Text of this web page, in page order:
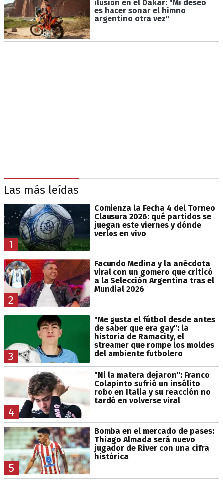
ilusión en el Dakar: "Mi deseo
es hacer sonar el himno
argentino otra vez"
Las más leídas
1
Comienza la Fecha 4 del Torneo
Clausura 2026: qué partidos se
juegan este viernes y dónde
verlos en vivo
2
Facundo Medina y la anécdota
viral con un gomero que criticó
a la Selección Argentina tras el
Mundial 2026
3
"Me gusta el fútbol desde antes
de saber que era gay": la
historia de Ramacity, el
streamer que rompe los moldes
del ambiente futbolero
4
"Ni la matera dejaron": Franco
Colapinto sufrió un insólito
robo en Italia y su reacción no
tardó en volverse viral
5
Bomba en el mercado de pases:
Thiago Almada será nuevo
jugador de River con una cifra
histórica